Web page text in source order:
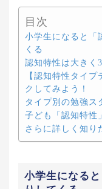
目次
小学生になると「
くる
認知特性は大きく
【認知特性タイ
クしてみよう！
タイプ別の勉強ス
子ども「認知特性
さらに詳しく知り
小学生になる